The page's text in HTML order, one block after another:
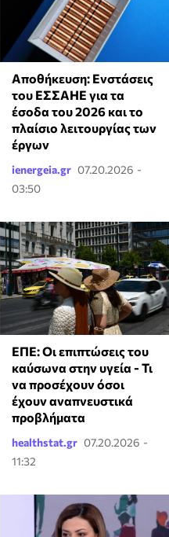
Αποθήκευση: Ενστάσεις
του ΕΣΣΑΗΕ για τα
έσοδα του 2026 και το
πλαίσιο λειτουργίας των
έργων
ienergeia.gr 07.20.2026 -
03:50
ΕΠΕ: Οι επιπτώσεις του
καύσωνα στην υγεία - Τι
να προσέχουν όσοι
έχουν αναπνευστικά
προβλήματα
healthstat.gr 07.20.2026 -
11:32